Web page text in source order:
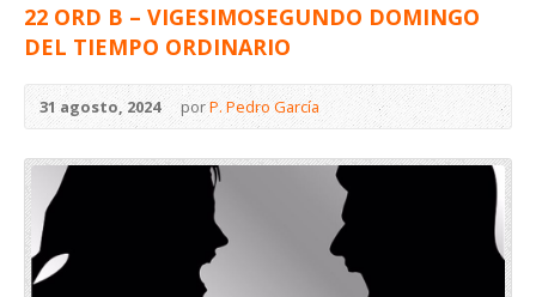
22 ORD B – VIGESIMOSEGUNDO DOMINGO
DEL TIEMPO ORDINARIO
31 agosto, 2024 porP. Pedro García